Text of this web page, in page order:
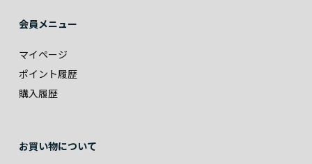
会員メニュー
マイページ
ポイント履歴
購入履歴
お買い物について